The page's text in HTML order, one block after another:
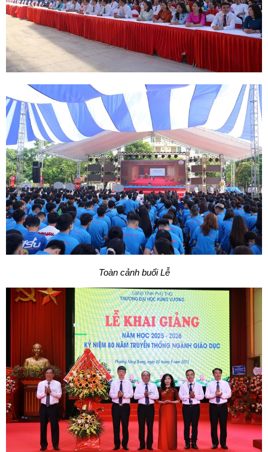
Toàn cảnh buổi Lễ